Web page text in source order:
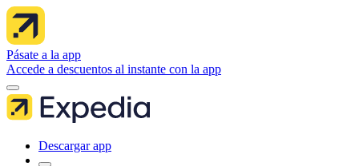
Pásate a la app
Accede a descuentos al instante con la app
Descargar app